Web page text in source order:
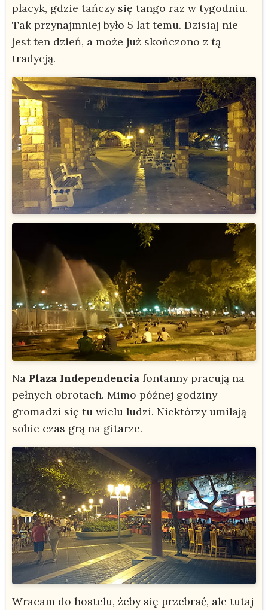
placyk, gdzie tańczy się tango raz w tygodniu.
Tak przynajmniej było 5 lat temu. Dzisiaj nie
jest ten dzień, a może już skończono z tą
tradycją.
Na Plaza Independencia fontanny pracują na
pełnych obrotach. Mimo późnej godziny
gromadzi się tu wielu ludzi. Niektórzy umilają
sobie czas grą na gitarze.
Wracam do hostelu, żeby się przebrać, ale tutaj